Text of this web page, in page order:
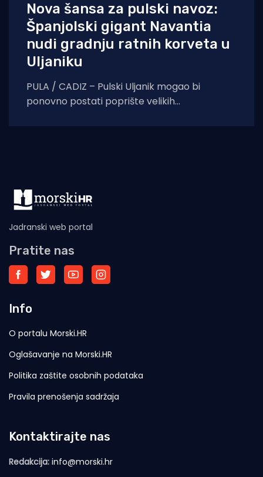
Nova šansa za pulski navoz:
Španjolski gigant Navantia
nudi gradnju ratnih korveta u
Uljaniku
PULA / CADIZ – Pulski Uljanik mogao bi
ponovno postati poprište velikih
Jadranski web portal
Pratite nas
Info
O portalu Morski.HR
Oglašavanje na Morski.HR
Politika zaštite osobnih podataka
Pravila prenošenja sadržaja
Kontaktirajte nas
Redakcija: info@morski.hr